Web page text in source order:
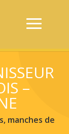
–
manches de